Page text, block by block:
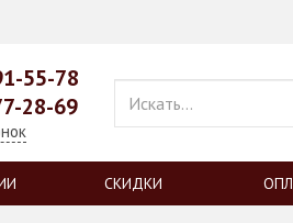
55-78
28-69
СКИДКИ